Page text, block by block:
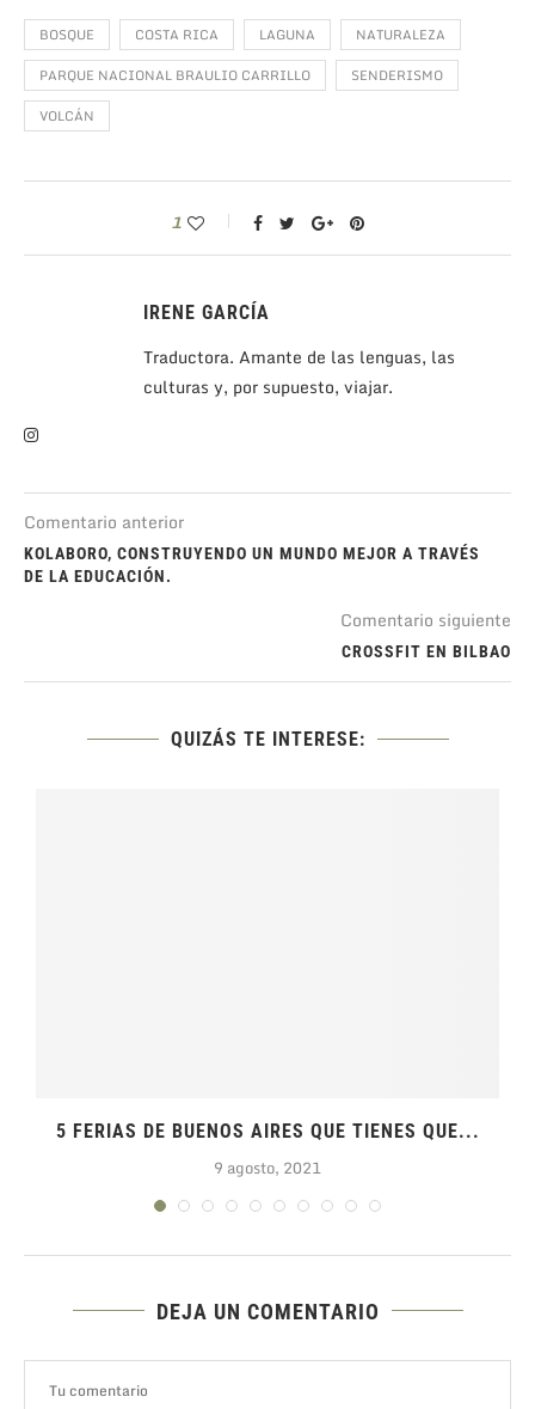
BOSQUE COSTA RICA LAGUNA
NATURALEZA
PARQUE NACIONAL BRAULIO CARRILLO
SENDERISMO
VOLCÁN
1
IRENE GARCÍA
Traductora. Amante de las lenguas, las
culturas y, por supuesto, viajar.
Comentario anterior
KOLABORO, CONSTRUYENDO UN MUNDO MEJOR A TRAVÉS
DE LA EDUCACIÓN.
Comentario siguiente
CROSSFIT EN BILBAO
QUIZÁS TE INTERESE:
5 FERIAS DE BUENOS AIRES QUE TIENES QUE...
9 agosto, 2021
DEJA UN COMENTARIO